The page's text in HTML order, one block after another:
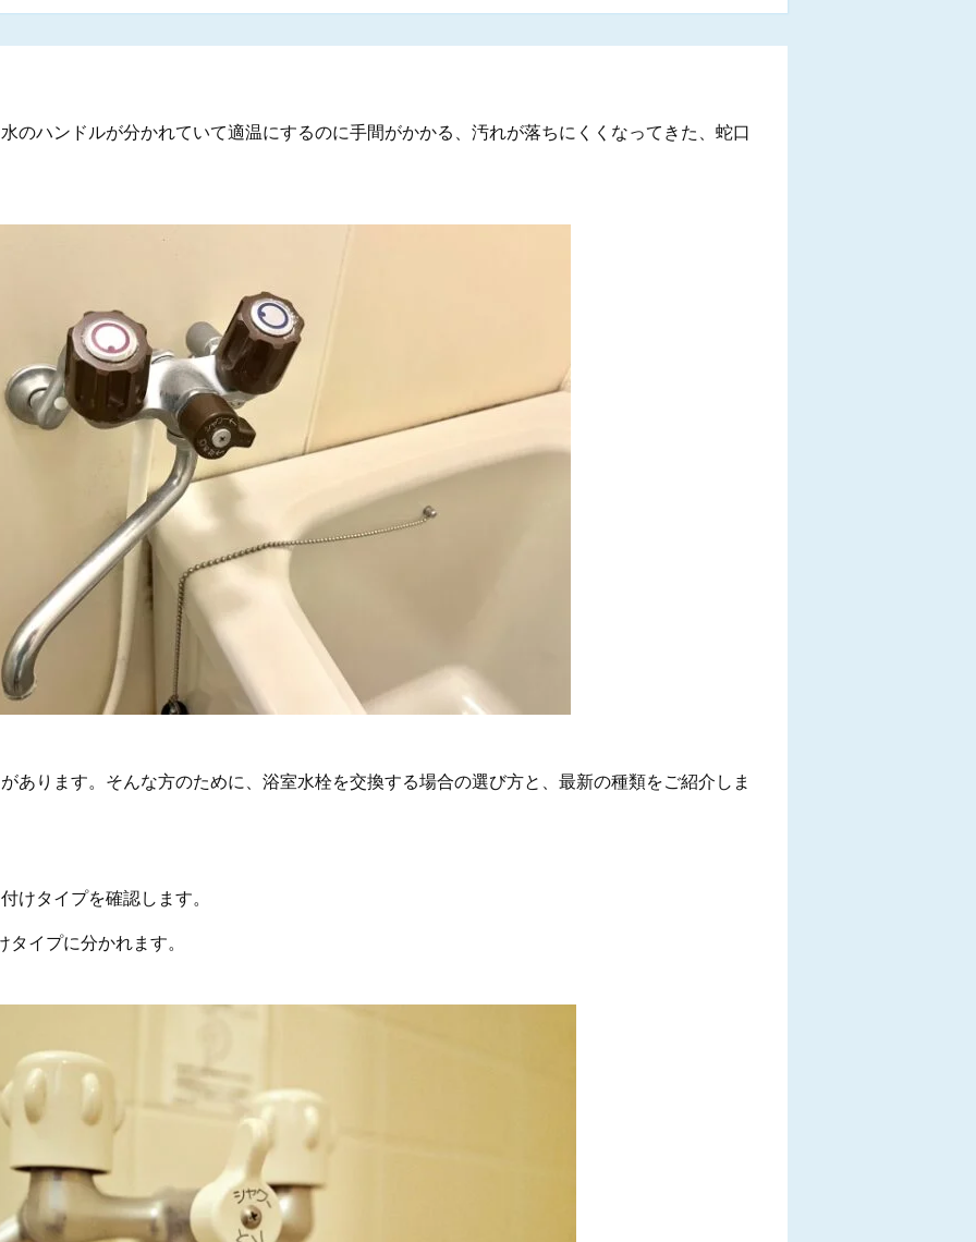
のハンドルが分かれていて適温にするのに手間がかかる、汚れが落ちにくくなってきた、蛇口
あります。そんな方のために、浴室水栓を交換する場合の選び方と、最新の種類をご紹介しま
けタイプを確認します。
イプに分かれます。